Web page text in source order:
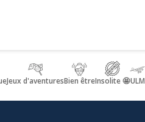
Jeux d'aventuresBien êtreInsolite 🤩ULM